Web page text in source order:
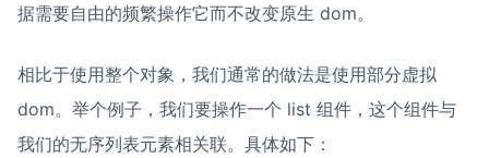
据需要自由的频繁操作它而不改变原生 dom。
相比于使用整个对象，我们通常的做法是使用部分虚拟
dom。举个例子，我们要操作一个 list 组件，这个组件与
我们的无序列表元素相关联。具体如下：